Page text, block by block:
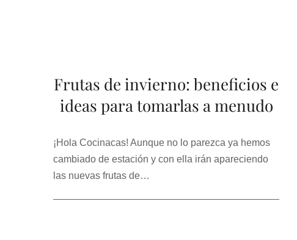
Frutas de invierno: beneficios e
ideas para tomarlas a menudo
¡Hola Cocinacas! Aunque no lo parezca ya hemos
cambiado de estación y con ella irán apareciendo
las nuevas frutas de…